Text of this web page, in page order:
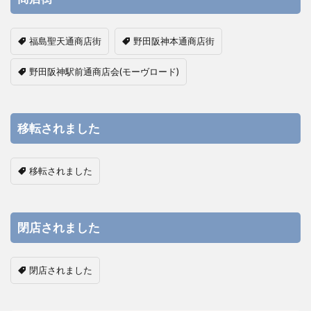
福島聖天通商店街 野田阪神本通商店街
野田阪神駅前通商店会(モーヴロード)
移転されました
移転されました
閉店されました
閉店されました